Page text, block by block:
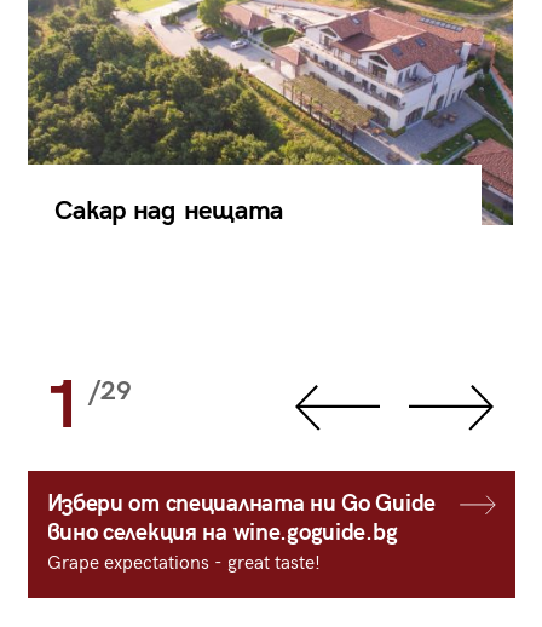
Сакар над нещата
1 /29
Избери от специалната ни Go Guide
вино селекция на wine.goguide.bg
Grape expectations - great taste!